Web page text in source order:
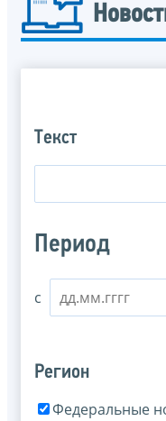
Текст
Период
с
Регион
Федеральные